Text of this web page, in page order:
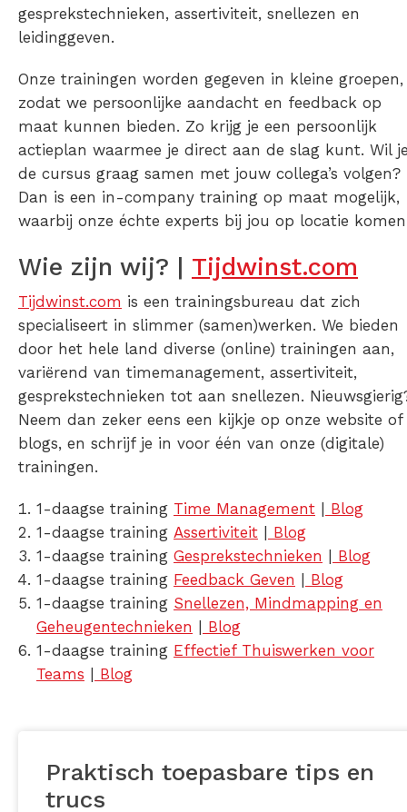
gesprekstechnieken, assertiviteit, snellezen en
leidinggeven.
Onze trainingen worden gegeven in kleine groepen,
zodat we persoonlijke aandacht en feedback op
maat kunnen bieden. Zo krijg je een persoonlijk
actieplan waarmee je direct aan de slag kunt. Wil
de cursus graag samen met jouw collega’s volgen?
Dan is een in-company training op maat mogelijk,
waarbij onze échte experts bij jou op locatie
Wie zijn wij? | Tijdwinst.com
Tijdwinst.com is een trainingsbureau dat zich
specialiseert in slimmer (samen)werken. We bieden
door het hele land diverse (online) trainingen aan,
variërend van timemanagement, assertiviteit,
gesprekstechnieken tot aan snellezen.
Neem dan zeker eens een kijkje op onze website of
blogs, en schrijf je in voor één van onze (digitale)
trainingen.
1-daagse training Time Management | Blog
1-daagse training Assertiviteit | Blog
1-daagse training Gesprekstechnieken | Blog
1-daagse training Feedback Geven | Blog
1-daagse training Snellezen, Mindmapping en
Geheugentechnieken | Blog
1-daagse training Effectief Thuiswerken voor
Teams | Blog
Praktisch toepasbare tips en
trucs